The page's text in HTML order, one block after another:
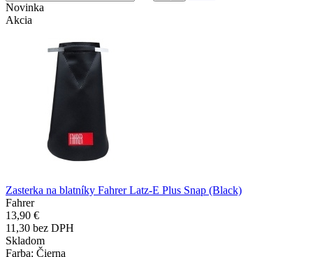
Novinka
Akcia
Zasterka na blatníky Fahrer Latz-E Plus Snap (Black)
Fahrer
13,90 €
11,30 bez DPH
Skladom
Farba: Čierna